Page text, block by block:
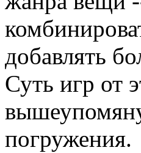
добавлять
Суть игр от
погружения.